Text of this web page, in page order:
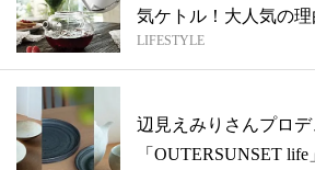
気ケトル！大人気の理
LIFESTYLE
辺見えみりさんプロデ
「OUTERSUNSET